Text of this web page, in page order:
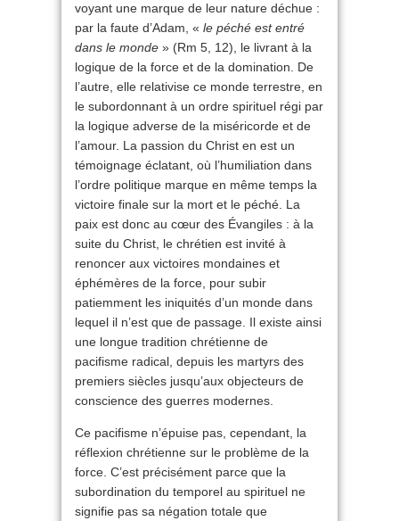
voyant une marque de leur nature déchue :
par la faute d’Adam, « le péché est entré
dans le monde » (Rm 5, 12), le livrant à la
logique de la force et de la domination. De
l’autre, elle relativise ce monde terrestre, en
le subordonnant à un ordre spirituel régi par
la logique adverse de la miséricorde et de
l’amour. La passion du Christ en est un
témoignage éclatant, où l’humiliation dans
l’ordre politique marque en même temps la
victoire finale sur la mort et le péché. La
paix est donc au cœur des Évangiles : à la
suite du Christ, le chrétien est invité à
renoncer aux victoires mondaines et
éphémères de la force, pour subir
patiemment les iniquités d’un monde dans
lequel il n’est que de passage. Il existe ainsi
une longue tradition chrétienne de
pacifisme radical, depuis les martyrs des
premiers siècles jusqu’aux objecteurs de
conscience des guerres modernes.
Ce pacifisme n’épuise pas, cependant, la
réflexion chrétienne sur le problème de la
force. C’est précisément parce que la
subordination du temporel au spirituel ne
signifie pas sa négation totale que